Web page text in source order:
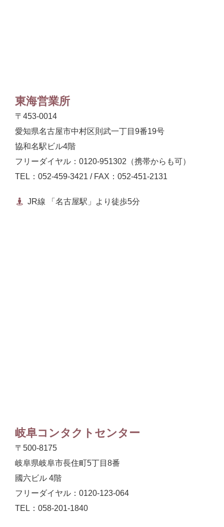
東海営業所
〒453-0014
愛知県名古屋市中村区則武一丁目9番19号
協和名駅ビル4階
フリーダイヤル：0120-951302（携帯からも可）
TEL：052-459-3421 / FAX：052-451-2131
JR線 「名古屋駅」より徒歩5分
岐阜コンタクトセンター
〒500-8175
岐阜県岐阜市長住町5丁目8番
國六ビル 4階
フリーダイヤル：0120-123-064
TEL：058-201-1840